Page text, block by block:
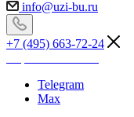
info@uzi-bu.ru
+7 (495) 663-72-24
Telegram
Max